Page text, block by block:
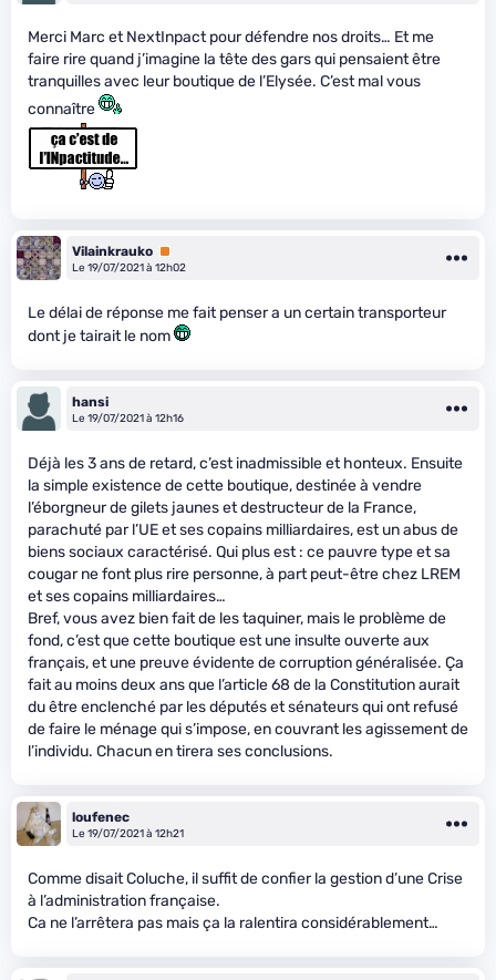
Merci Marc et NextInpact pour défendre nos droits… Et me
faire rire quand j’imagine la tête des gars qui pensaient être
tranquilles avec leur boutique de l’Elysée. C’est mal vous
connaître
Vilainkrauko Premium
Le 19/07/2021 à 12h02
Le délai de réponse me fait penser a un certain transporteur
dont je tairait le nom
hansi
Le 19/07/2021 à 12h16
Déjà les 3 ans de retard, c’est inadmissible et honteux. Ensuite
la simple existence de cette boutique, destinée à vendre
l’éborgneur de gilets jaunes et destructeur de la France,
parachuté par l’UE et ses copains milliardaires, est un abus de
biens sociaux caractérisé. Qui plus est : ce pauvre type et sa
cougar ne font plus rire personne, à part peut-être chez LREM
et ses copains milliardaires…
Bref, vous avez bien fait de les taquiner, mais le problème de
fond, c’est que cette boutique est une insulte ouverte aux
français, et une preuve évidente de corruption généralisée. Ça
fait au moins deux ans que l’article 68 de la Constitution aurait
du être enclenché par les députés et sénateurs qui ont refusé
de faire le ménage qui s’impose, en couvrant les agissement de
l’individu. Chacun en tirera ses conclusions.
loufenec
Le 19/07/2021 à 12h21
Comme disait Coluche, il suffit de confier la gestion d’une Crise
à l’administration française.
Ca ne l’arrêtera pas mais ça la ralentira considérablement…